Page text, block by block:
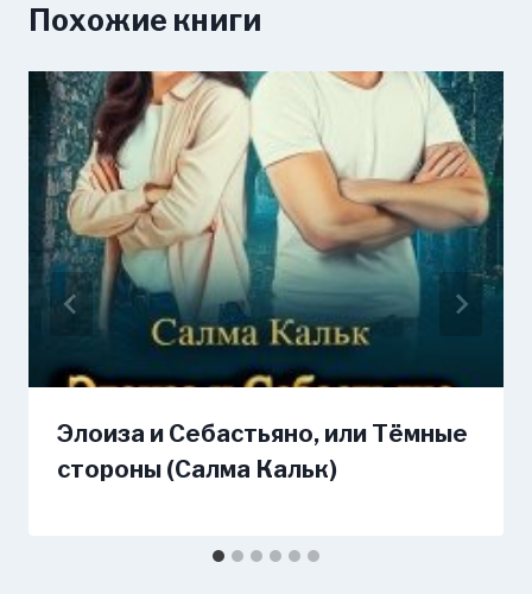
Похожие книги
Элоиза и Себастьяно, или Тёмные
стороны (Салма Кальк)